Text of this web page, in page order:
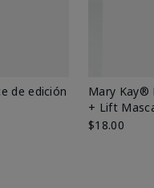
de edición
Mary Kay®
+ Lift
$18.00